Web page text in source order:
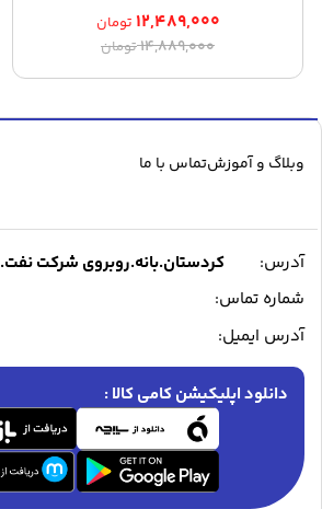
۱۴,۸۸۹,۰۰۰تومانقیمت
۱۴,۸۸۹,۰۰۰ تومان
۱۲,۴۸۹,۰۰۰ تومان
قیمت
۱۲,۴۸۹,۰۰۰ تومان.
وبلاگ و آموزشتماس با ما
آدرس:
کردستان.بانه.روبروی شرکت
شماره تماس:
آدرس ایمیل:
دانلود اپلیکیشن کامی کالا :